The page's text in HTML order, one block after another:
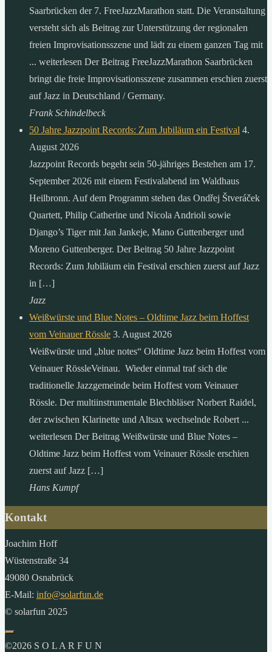
Saarbrücken der 7. FreeJazzMarathon statt. Die Veranstaltung
versteht sich als Beitrag zur Unterstützung der regionalen
freien Improvisationsszene und lädt zu einem ganzen Tag mit
... weiterlesen Der Beitrag FreeJazzMarathon Saarbrücken
bringt die freie Improvisationsszene zusammen erschien zuerst
auf Jazz in Deutschland / Germany.
Frank Schindelbeck
50 Jahre Jazzpoint Records: Zum Jubiläum ein Festival 4.
August 2026
Jazzpoint Records begeht sein 50-jähriges Bestehen am 17.
September 2026 mit einem Festivalabend im Waldhaus
Heilbronn. Auf dem Programm stehen das Ondřej Štveráček
Quartett, Philip Catherine und Nicola Andrioli sowie
Django’s Tiger mit Jan Jankeje, Mano Guttenberger und
Moreno Guttenberger. Der Beitrag 50 Jahre Jazzpoint
Records: Zum Jubiläum ein Festival erschien zuerst auf Jazz
in […]
Jazz
Weißwürste und Blue Notes – Oldtime Jazz beim Hoffest
vom Veinauer Rössle 3. August 2026
Weißwürste und „blue notes“ Oldtime Jazz beim Hoffest vom
Veinauer RössleVeinau. Wieder einmal traf sich die
traditionelle Jazzgemeinde beim Hoffest vom Veinauer
Rössle. Der multiinstrumentale Blechbläser Norbert Raidel,
der zwischen Klarinette und Altsax wechselnde Robert ...
weiterlesen Der Beitrag Weißwürste und Blue Notes –
Oldtime Jazz beim Hoffest vom Veinauer Rössle erschien
zuerst auf Jazz […]
Hans Kumpf
Kontakt
Joachim Hoff
Wüstenstraße 34
49080 Osnabrück
E-Mail: info@solarfun.de
© solarfun 2025
©2026 S O L A R F U N